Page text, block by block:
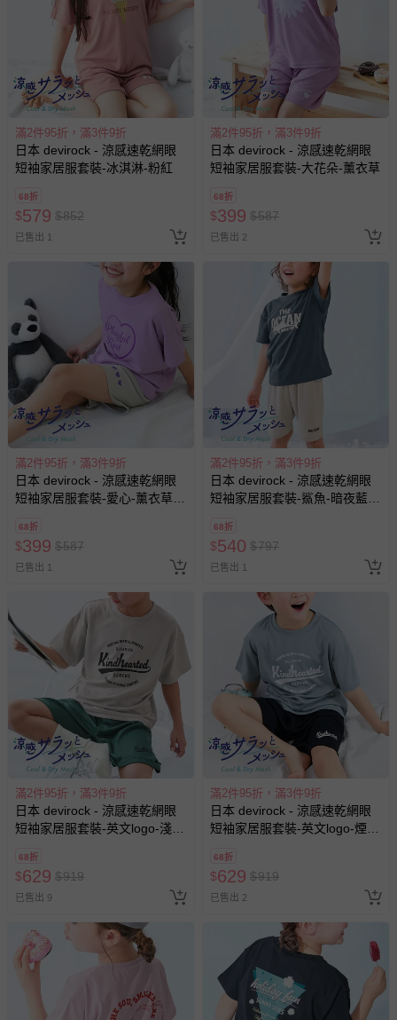
滿2件95折，滿3件9折
日本 devirock - 涼感速乾網眼
短袖家居服套裝-冰淇淋-粉紅
68折
$579 $852
已售出 1
滿2件95折，滿3件9折
日本 devirock - 涼感速乾網眼
短袖家居服套裝-大花朵-薰衣草
68折
$399 $587
已售出 2
滿2件95折，滿3件9折
日本 devirock - 涼感速乾網眼
短袖家居服套裝-愛心-薰衣草x
68折
$399 $587
已售出 1
滿2件95折，滿3件9折
日本 devirock - 涼感速乾網眼
短袖家居服套裝-鯊魚-暗夜藍x
68折
$540 $797
已售出 1
滿2件95折，滿3件9折
日本 devirock - 涼感速乾網眼
短袖家居服套裝-英文logo-淺灰
68折
$629 $919
已售出 9
滿2件95折，滿3件9折
日本 devirock - 涼感速乾網眼
短袖家居服套裝-英文logo-煙燻
68折
$629 $919
已售出 2